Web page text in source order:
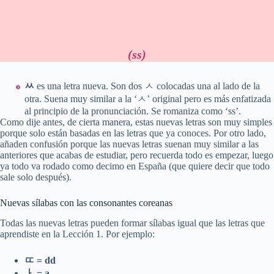
(ss)
ㅆ es una letra nueva. Son dos ㅅ colocadas una al lado de la
otra. Suena muy similar a la ‘ㅅ’ original pero es más enfatizada
al principio de la pronunciación. Se romaniza como ‘ss’.
Como dije antes, de cierta manera, estas nuevas letras son muy simples
porque solo están basadas en las letras que ya conoces. Por otro lado,
añaden confusión porque las nuevas letras suenan muy similar a las
anteriores que acabas de estudiar, pero recuerda todo es empezar, luego
ya todo va rodado como decimo en España (que quiere decir que todo
sale solo después).
Nuevas sílabas con las consonantes coreanas
Todas las nuevas letras pueden formar sílabas igual que las letras que
aprendiste en la Lección 1. Por ejemplo:
ㄸ = dd